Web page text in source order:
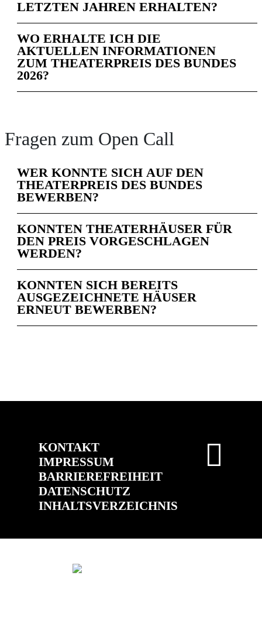
LETZTEN JAHREN ERHALTEN?
WO ERHALTE ICH DIE
AKTUELLEN INFORMATIONEN
ZUM THEATERPREIS DES BUNDES
2026?
Fragen zum Open Call
WER KONNTE SICH AUF DEN
THEATERPREIS DES BUNDES
BEWERBEN?
KONNTEN THEATERHÄUSER FÜR
DEN PREIS VORGESCHLAGEN
WERDEN?
KONNTEN SICH BEREITS
AUSGEZEICHNETE HÄUSER
ERNEUT BEWERBEN?
KONTAKT
IMPRESSUM
BARRIEREFREIHEIT
DATENSCHUTZ
INHALTSVERZEICHNIS